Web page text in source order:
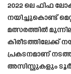
2022 ലെ ഫിഫ
നയിച്ചുകൊണ്ട്
മത്സരത്തിൽ
കിരീടത്തിലേക്ക്
പ്രകടനമാണ്
അസിസ്റ്റുകളും